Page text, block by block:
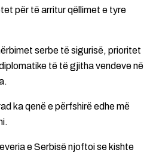
për të arritur qëllimet e tyre
serbe të sigurisë, prioritet
të të gjitha vendeve në
ka qenë e përfshirë edhe më
e Serbisë njoftoi se kishte